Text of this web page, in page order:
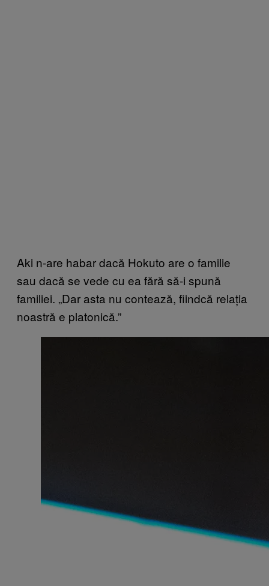
Aki n-are habar dacă Hokuto are o familie
sau dacă se vede cu ea fără să-i spună
familiei. „Dar asta nu contează, fiindcă relația
noastră e platonică.”